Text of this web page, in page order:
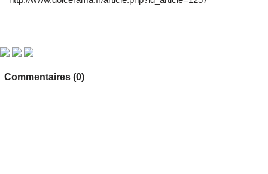
Commentaires (0)